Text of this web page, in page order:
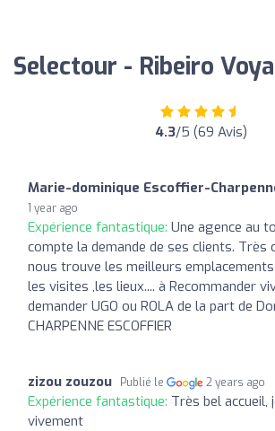
Selectour - Ribeiro
4.3/5 (69 Avis)
Marie-dominique Escoffier-
1 year ago
Expérience fantastique: Une agence au
compte la demande de ses clients. Très
nous trouve les meilleurs
les visites ,les lieux.... à Recommander
demander UGO ou ROLA de la part de
CHARPENNE ESCOFFIER
zizou zouzou Publié le 2 years ago
Expérience fantastique: Très bel accueil,
vivement